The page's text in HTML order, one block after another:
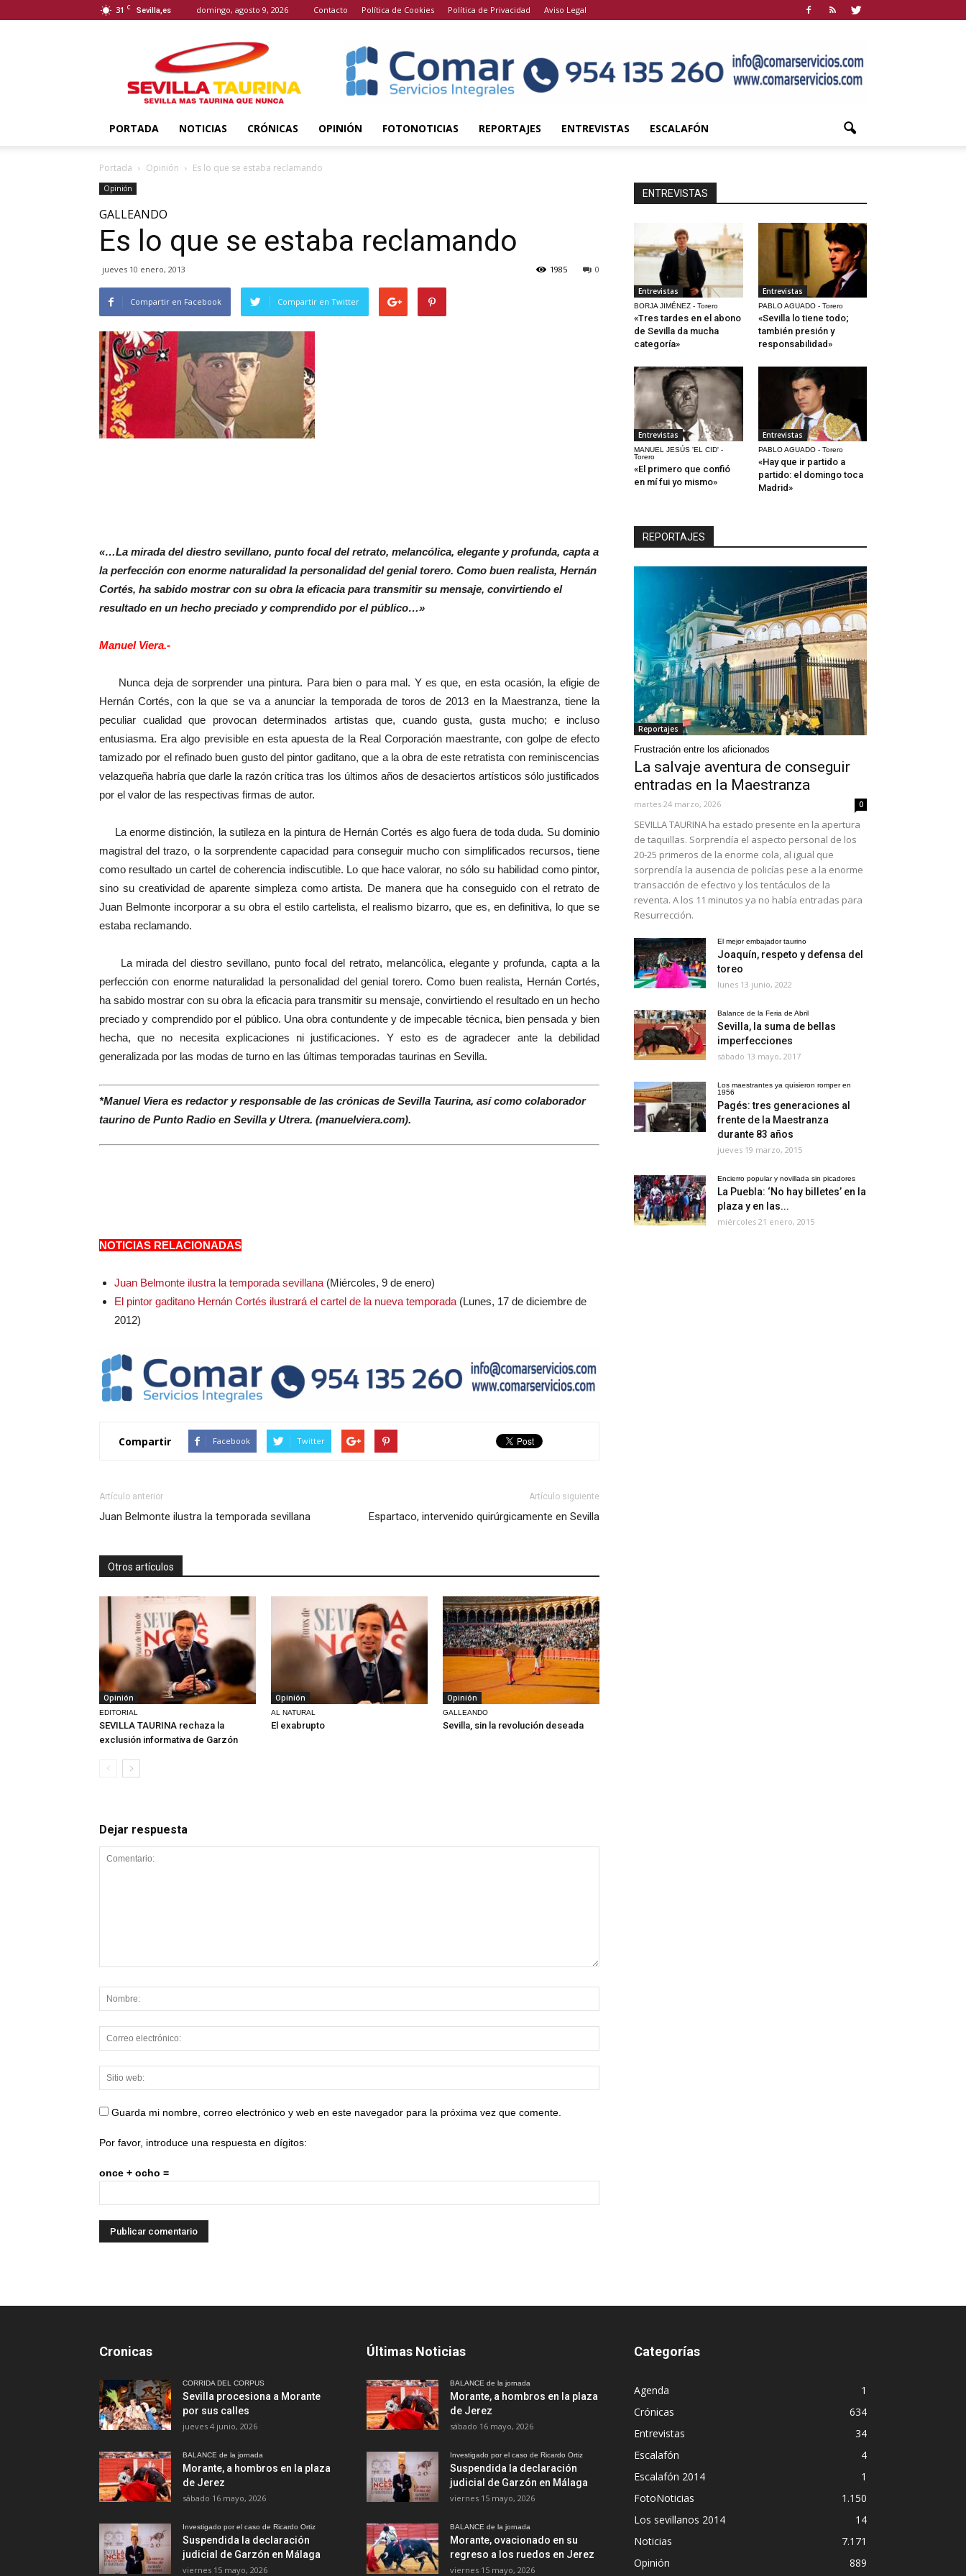
31 C Sevilla,es domingo, agosto 9, 2026 Contacto Política de Cookies Política de Privacidad Aviso Legal
Taurina
PORTADA NOTICIAS CRÓNICAS OPINIÓN FOTONOTICIAS REPORTAJES ENTREVISTAS ESCALAFÓN
Portada Opinión Es lo que se estaba reclamando
Opinión
GALLEANDO
Es lo que se estaba reclamando
jueves 10 enero, 2013 0
1985
Compartir en Facebook Compartir en Twitter
«…La mirada del diestro sevillano, punto focal del retrato, melancólica, elegante y profunda, capta a
la perfección con enorme naturalidad la personalidad del genial torero. Como buen realista, Hernán
Cortés, ha sabido mostrar con su obra la eficacia para transmitir su mensaje, convirtiendo el
resultado en un hecho preciado y comprendido por el público…»
Manuel Viera.-
Nunca deja de sorprender una pintura. Para bien o para mal. Y es que, en esta ocasión, la efigie de
Hernán Cortés, con la que se va a anunciar la temporada de toros de 2013 en la Maestranza, tiene la
peculiar cualidad que provocan determinados artistas que, cuando gusta, gusta mucho; e incluso
entusiasma. Era algo previsible en esta apuesta de la Real Corporación maestrante, con golpe de efecto
tamizado por el refinado buen gusto del pintor gaditano, que a la obra de este retratista con reminiscencias
velazqueña habría que darle la razón crítica tras los últimos años de desaciertos artísticos sólo justificados
por el valor de las respectivas firmas de autor.
La enorme distinción, la sutileza en la pintura de Hernán Cortés es algo fuera de toda duda. Su dominio
magistral del trazo, o la sorprendente capacidad para conseguir mucho con simplificados recursos, tiene
como resultado un cartel de coherencia indiscutible. Lo que hace valorar, no sólo su habilidad como pintor,
sino su creatividad de aparente simpleza como artista. De manera que ha conseguido con el retrato de
Juan Belmonte incorporar a su obra el estilo cartelista, el realismo bizarro, que es, en definitiva, lo que se
estaba reclamando.
La mirada del diestro sevillano, punto focal del retrato, melancólica, elegante y profunda, capta a la
perfección con enorme naturalidad la personalidad del genial torero. Como buen realista, Hernán Cortés,
ha sabido mostrar con su obra la eficacia para transmitir su mensaje, convirtiendo el resultado en un hecho
preciado y comprendido por el público. Una obra contundente y de impecable técnica, bien pensada y bien
hecha, que no necesita explicaciones ni justificaciones. Y esto es de agradecer ante la debilidad
generalizada por las modas de turno en las últimas temporadas taurinas en Sevilla.
*Manuel Viera es redactor y responsable de las crónicas de Sevilla Taurina, así como colaborador
taurino de Punto Radio en Sevilla y Utrera. (manuelviera.com).
NOTICIAS RELACIONADAS
Juan Belmonte ilustra la temporada sevillana (Miércoles, 9 de enero)
El pintor gaditano Hernán Cortés ilustrará el cartel de la nueva temporada (Lunes, 17 de diciembre de
2012)
Compartir Facebook Twitter
Artículo anterior
Juan Belmonte ilustra la temporada sevillana
Artículo siguiente
Espartaco, intervenido quirúrgicamente en Sevilla
Otros artículos
Opinión
EDITORIAL
SEVILLA TAURINA rechaza la
exclusión informativa de Garzón
Opinión
AL NATURAL
El exabrupto
Opinión
GALLEANDO
Sevilla, sin la revolución deseada
Dejar respuesta
Guarda mi nombre, correo electrónico y web en este navegador para la próxima vez que comente.
Por favor, introduce una respuesta en dígitos:
once + ocho =
ENTREVISTAS
Entrevistas
BORJA JIMÉNEZ - Torero
«Tres tardes en el abono
de Sevilla da mucha
categoría»
Entrevistas
PABLO AGUADO - Torero
«Sevilla lo tiene todo;
también presión y
responsabilidad»
Entrevistas
MANUEL JESÚS 'EL CID' -
Torero
«El primero que confió
en mí fui yo mismo»
Entrevistas
PABLO AGUADO - Torero
«Hay que ir partido a
partido: el domingo toca
Madrid»
REPORTAJES
Reportajes
Frustración entre los aficionados
La salvaje aventura de conseguir
entradas en la Maestranza
martes 24 marzo, 2026 0
SEVILLA TAURINA ha estado presente en la apertura
de taquillas. Sorprendía el aspecto personal de los
20-25 primeros de la enorme cola, al igual que
sorprendía la ausencia de policías pese a la enorme
transacción de efectivo y los tentáculos de la
reventa. A los 11 minutos ya no había entradas para
Resurrección.
El mejor embajador taurino
Joaquín, respeto y defensa del
toreo
lunes 13 junio, 2022
Balance de la Feria de Abril
Sevilla, la suma de bellas
imperfecciones
sábado 13 mayo, 2017
Los maestrantes ya quisieron romper en
1956
Pagés: tres generaciones al
frente de la Maestranza
durante 83 años
jueves 19 marzo, 2015
Encierro popular y novillada sin picadores
La Puebla: ‘No hay billetes’ en la
plaza y en las...
miércoles 21 enero, 2015
Cronicas
CORRIDA DEL CORPUS
Sevilla procesiona a Morante
por sus calles
jueves 4 junio, 2026
BALANCE de la jornada
Morante, a hombros en la plaza
de Jerez
sábado 16 mayo, 2026
Investigado por el caso de Ricardo Ortiz
Suspendida la declaración
judicial de Garzón en Málaga
viernes 15 mayo, 2026
Últimas Noticias
BALANCE de la jornada
Morante, a hombros en la plaza
de Jerez
sábado 16 mayo, 2026
Investigado por el caso de Ricardo Ortiz
Suspendida la declaración
judicial de Garzón en Málaga
viernes 15 mayo, 2026
BALANCE de la jornada
Morante, ovacionado en su
regreso a los ruedos en Jerez
viernes 15 mayo, 2026
Categorías
Agenda
1
Crónicas
634
Entrevistas
34
Escalafón
4
Escalafón 2014
1
FotoNoticias
1.150
Los sevillanos 2014
14
Noticias
7.171
Opinión
889